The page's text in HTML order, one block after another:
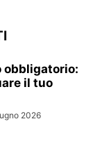
obbligatorio:
il tuo
2026